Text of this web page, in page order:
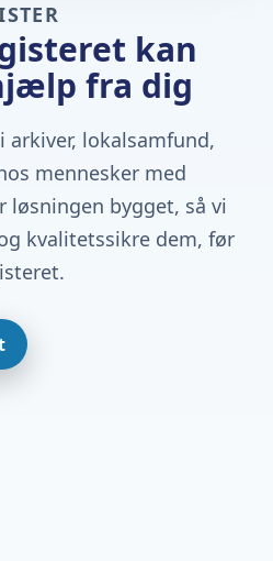
kan
fra dig
lokalsamfund,
mennesker med
løsningen bygget, så vi
kvalitetssikre dem, før